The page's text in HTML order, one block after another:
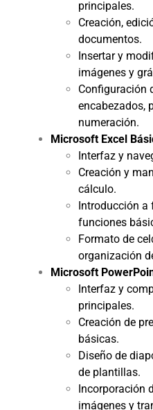
principales.
Creación,
documentos.
Insertar y
imágenes y
Configuración
encabezados,
numeración.
Microsoft Excel
Interfaz y
Creación y
cálculo.
Introducción a
funciones
Formato de
organización
Microsoft
Interfaz y
principales.
Creación de
básicas.
Diseño de
de plantillas.
Incorporación
imágenes y